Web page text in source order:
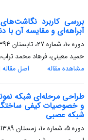
بررسی کاربرد
آبراهه‌ای و مقایسه آن با
دوره 10، شماره 27، تابستان 1394، صفحه
حمید معینی، فرهاد محمد
مشاهده مقاله
اصل مقاله
طراحی مرحله‌ای شبکه
و خصوصیات کیفی
شبکه عصبی
دوره 5، شماره 10، زمستان 1389، صفحه